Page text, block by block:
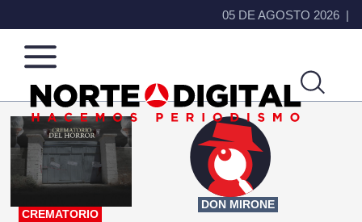
05 DE AGOSTO 2026
Norte
de
Ciudad
Más
que
noticias,
hacemos periodismo
CREMATORIO
DON MIRONE